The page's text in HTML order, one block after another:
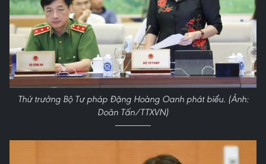
Thứ trưởng Bộ Tư pháp Đặng Hoàng Oanh phát biểu. (Ảnh:
Doãn Tấn/TTXVN)